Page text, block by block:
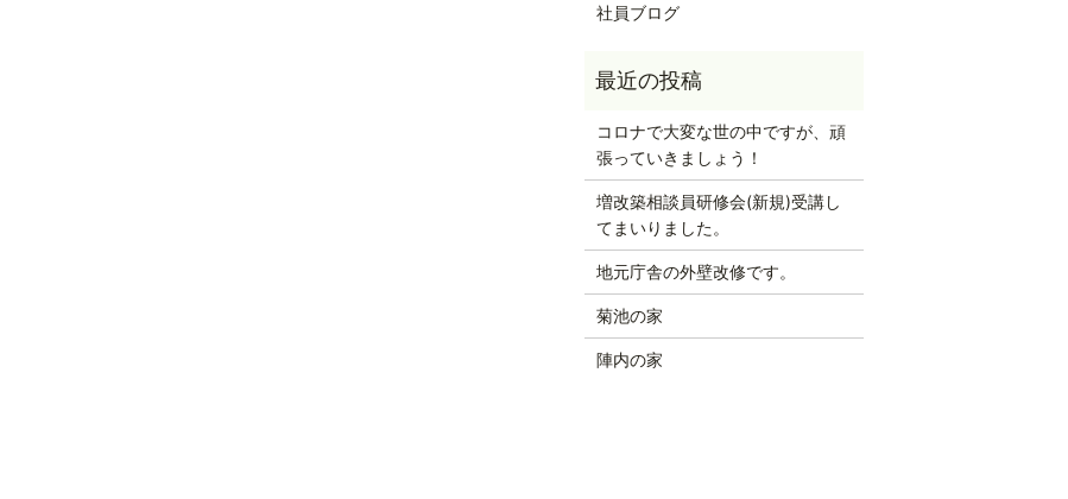
社員ブログ
コロナで大変な世の中ですが、頑
張っていきましょう！
増改築相談員研修会(新規)受講し
てまいりました。
地元庁舎の外壁改修です。
菊池の家
陣内の家